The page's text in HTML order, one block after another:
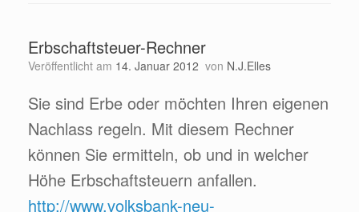
Erbschaftsteuer-Rechner
Veröffentlicht am 14. Januar 2012 von N.J.Elles
Sie sind Erbe oder möchten Ihren eigenen
Nachlass regeln. Mit diesem Rechner
können Sie ermitteln, ob und in welcher
Höhe Erbschaftsteuern anfallen.
http://www.volksbank-neu-